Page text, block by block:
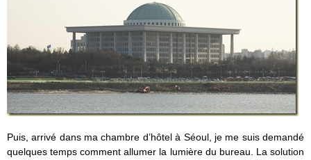
Puis, arrivé dans ma chambre d’hôtel à Séoul, je me suis demandé
quelques temps comment allumer la lumière du bureau. La solution